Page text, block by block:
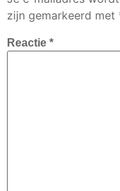
zijn gemarkeerd met
Reactie *